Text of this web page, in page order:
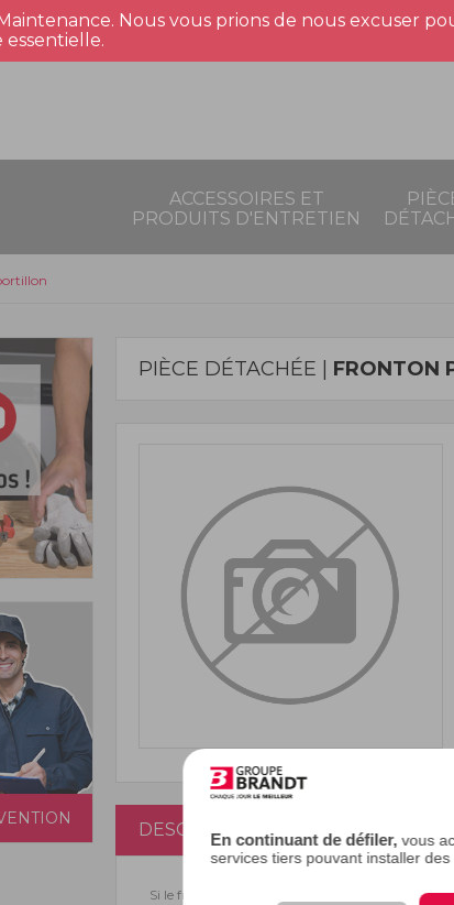
En continuant de défiler, vous
services tiers pouvant installer des
Nous vous prions de nous excuser
ACCESSOIRES ET
PRODUITS D'ENTRETIEN
PIÈCE DÉTACHÉE | FRONTON
DESCRIPTION
Si le fronton de portillon de votre cuisinière est